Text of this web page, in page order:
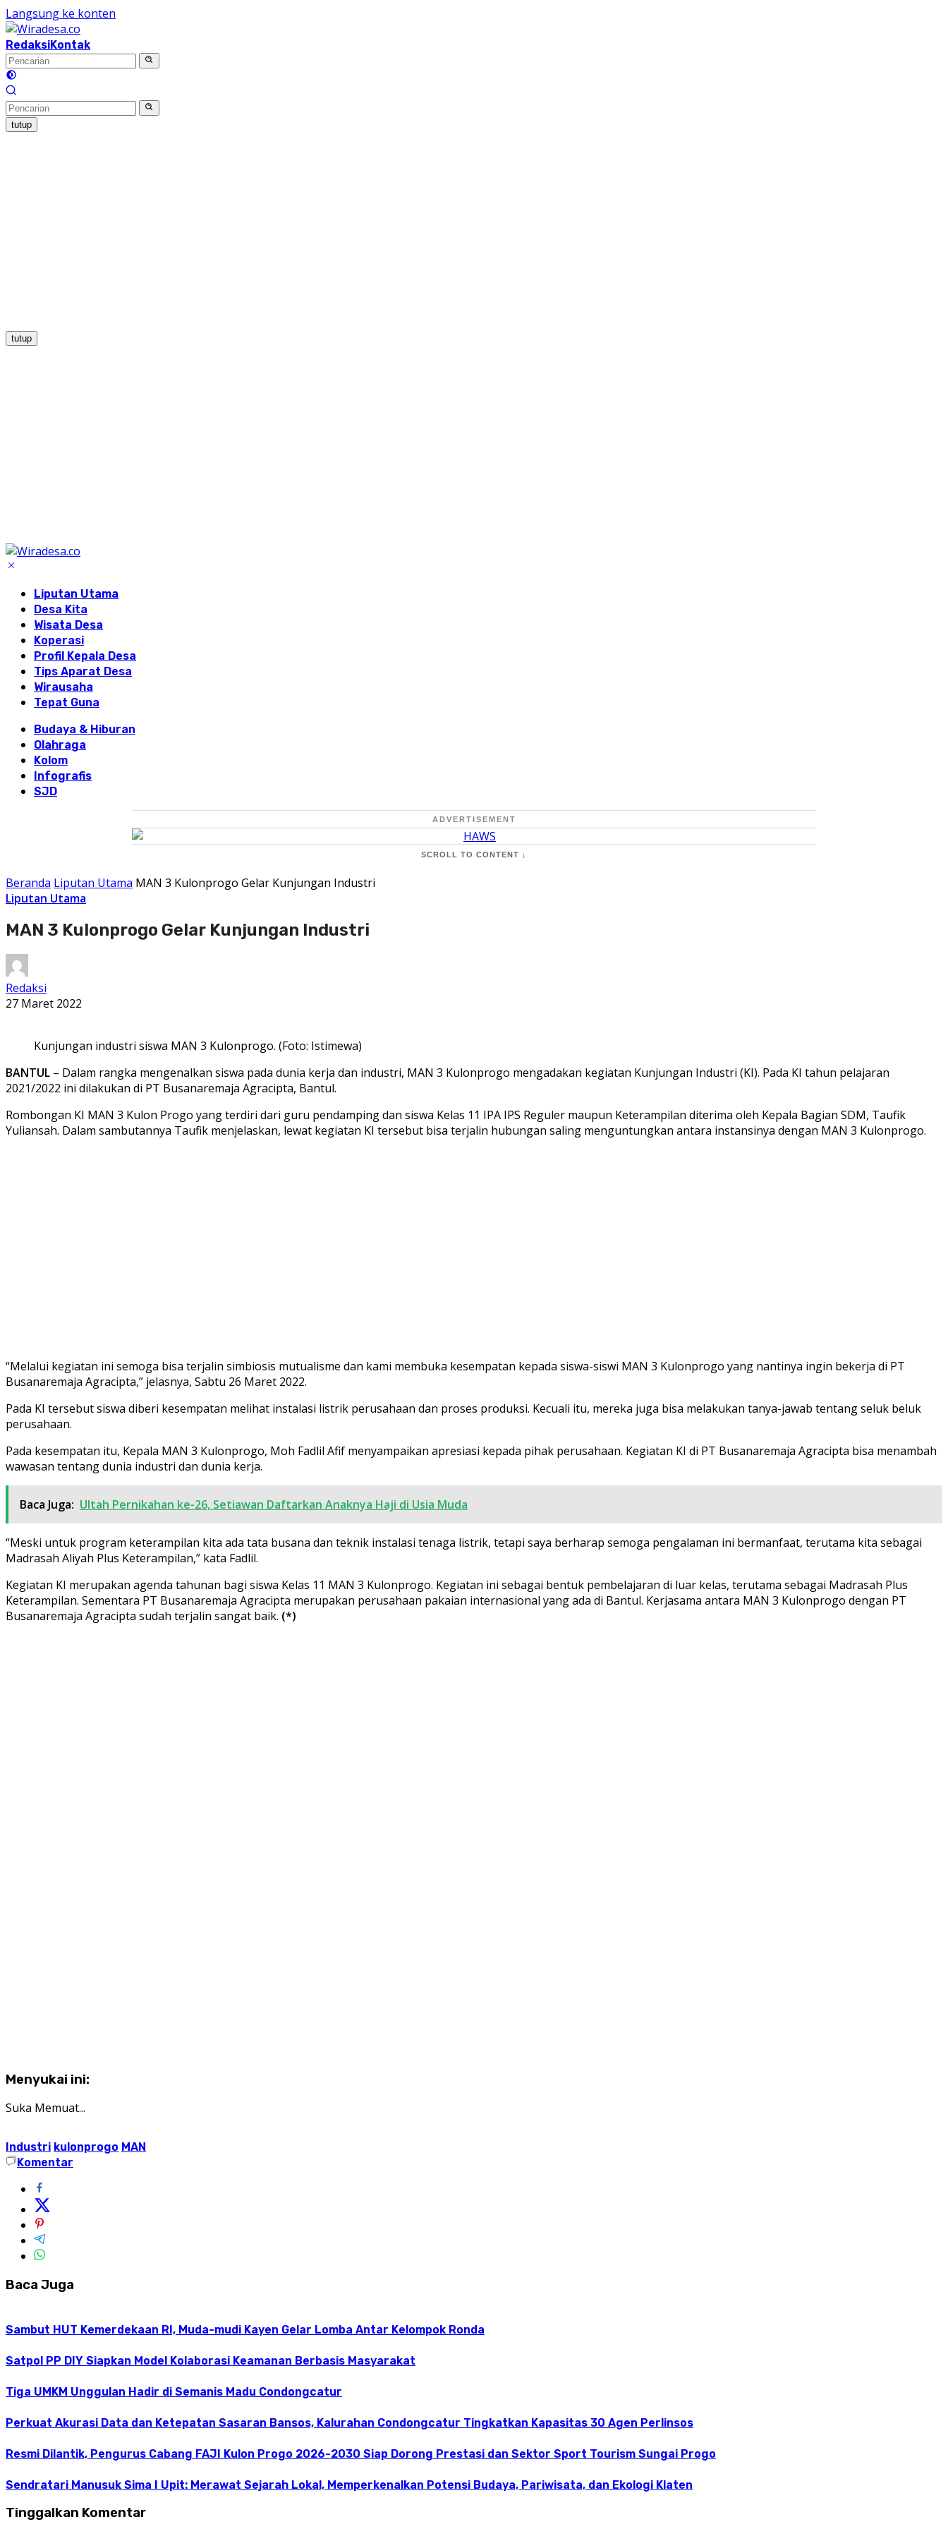
Langsung ke konten
RedaksiKontak
tutup
tutup
Liputan Utama
Desa Kita
Wisata Desa
Koperasi
Profil Kepala Desa
Tips Aparat Desa
Wirausaha
Tepat Guna
Budaya & Hiburan
Olahraga
Kolom
Infografis
SJD
ADVERTISEMENT
SCROLL TO CONTENT ↓
Beranda Liputan Utama MAN 3 Kulonprogo Gelar Kunjungan Industri
Liputan Utama
MAN 3 Kulonprogo Gelar Kunjungan Industri
Redaksi
27 Maret 2022
Kunjungan industri siswa MAN 3 Kulonprogo. (Foto: Istimewa)
BANTUL – Dalam rangka mengenalkan siswa pada dunia kerja dan industri, MAN 3 Kulonprogo mengadakan kegiatan Kunjungan Industri (KI). Pada KI tahun pelajaran
2021/2022 ini dilakukan di PT Busanaremaja Agracipta, Bantul.
Rombongan KI MAN 3 Kulon Progo yang terdiri dari guru pendamping dan siswa Kelas 11 IPA IPS Reguler maupun Keterampilan diterima oleh Kepala Bagian SDM, Taufik
Yuliansah. Dalam sambutannya Taufik menjelaskan, lewat kegiatan KI tersebut bisa terjalin hubungan saling menguntungkan antara instansinya dengan MAN 3 Kulonprogo.
“Melalui kegiatan ini semoga bisa terjalin simbiosis mutualisme dan kami membuka kesempatan kepada siswa-siswi MAN 3 Kulonprogo yang nantinya ingin bekerja di PT
Busanaremaja Agracipta,” jelasnya, Sabtu 26 Maret 2022.
Pada KI tersebut siswa diberi kesempatan melihat instalasi listrik perusahaan dan proses produksi. Kecuali itu, mereka juga bisa melakukan tanya-jawab tentang seluk beluk
perusahaan.
Pada kesempatan itu, Kepala MAN 3 Kulonprogo, Moh Fadlil Afif menyampaikan apresiasi kepada pihak perusahaan. Kegiatan KI di PT Busanaremaja Agracipta bisa menambah
wawasan tentang dunia industri dan dunia kerja.
Baca Juga: Ultah Pernikahan ke-26, Setiawan Daftarkan Anaknya Haji di Usia Muda
“Meski untuk program keterampilan kita ada tata busana dan teknik instalasi tenaga listrik, tetapi saya berharap semoga pengalaman ini bermanfaat, terutama kita sebagai
Madrasah Aliyah Plus Keterampilan,” kata Fadlil.
Kegiatan KI merupakan agenda tahunan bagi siswa Kelas 11 MAN 3 Kulonprogo. Kegiatan ini sebagai bentuk pembelajaran di luar kelas, terutama sebagai Madrasah Plus
Keterampilan. Sementara PT Busanaremaja Agracipta merupakan perusahaan pakaian internasional yang ada di Bantul. Kerjasama antara MAN 3 Kulonprogo dengan PT
Busanaremaja Agracipta sudah terjalin sangat baik. (*)
Menyukai ini:
Suka Memuat...
Industri kulonprogo MAN
Komentar
Baca Juga
Sambut HUT Kemerdekaan RI, Muda-mudi Kayen Gelar Lomba Antar Kelompok Ronda
Satpol PP DIY Siapkan Model Kolaborasi Keamanan Berbasis Masyarakat
Tiga UMKM Unggulan Hadir di Semanis Madu Condongcatur
Perkuat Akurasi Data dan Ketepatan Sasaran Bansos, Kalurahan Condongcatur Tingkatkan Kapasitas 30 Agen Perlinsos
Resmi Dilantik, Pengurus Cabang FAJI Kulon Progo 2026-2030 Siap Dorong Prestasi dan Sektor Sport Tourism Sungai Progo
Sendratari Manusuk Sima I Upit: Merawat Sejarah Lokal, Memperkenalkan Potensi Budaya, Pariwisata, dan Ekologi Klaten
Tinggalkan Komentar